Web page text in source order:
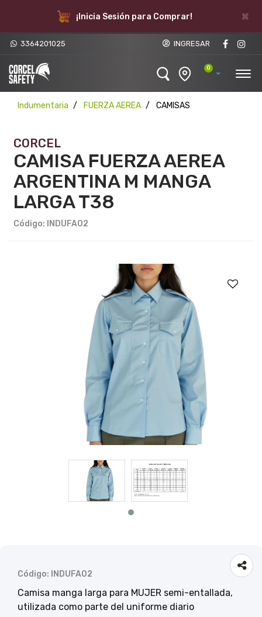
×
para Comprar!
ROPA DE TRABAJO PARA
3364201025 INGRESAR
0
Indumentaria FUERZA AEREA CAMISAS
CORCEL
CAMISA FUERZA AEREA
ARGENTINA M MANGA
LARGA T38
Código: INDUFA02
Código: INDUFA02
Camisa manga larga para MUJER semi-entallada,
utilizada como parte del uniforme diario